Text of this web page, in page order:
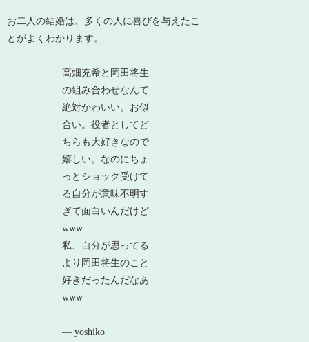
お二人の結婚は、多くの人に喜びを与えたこ
とがよくわかります。
高畑充希と岡田将生
の組み合わせなんて
絶対かわいい。お似
合い。役者としてど
ちらも大好きなので
嬉しい。なのにちょ
っとショック受けて
る自分が意味不明す
ぎて面白いんだけど
www
私、自分が思ってる
より岡田将生のこと
好きだったんだなあ
www
— yoshiko